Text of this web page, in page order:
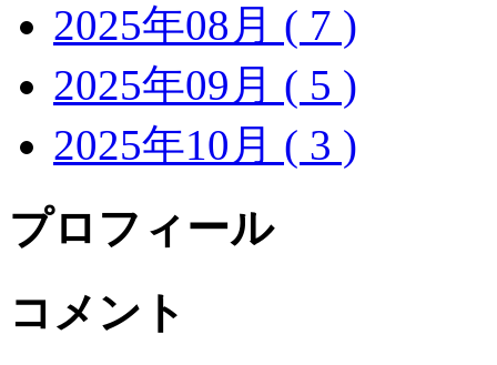
2025年08月 ( 7 )
2025年09月 ( 5 )
2025年10月 ( 3 )
プロフィール
コメント